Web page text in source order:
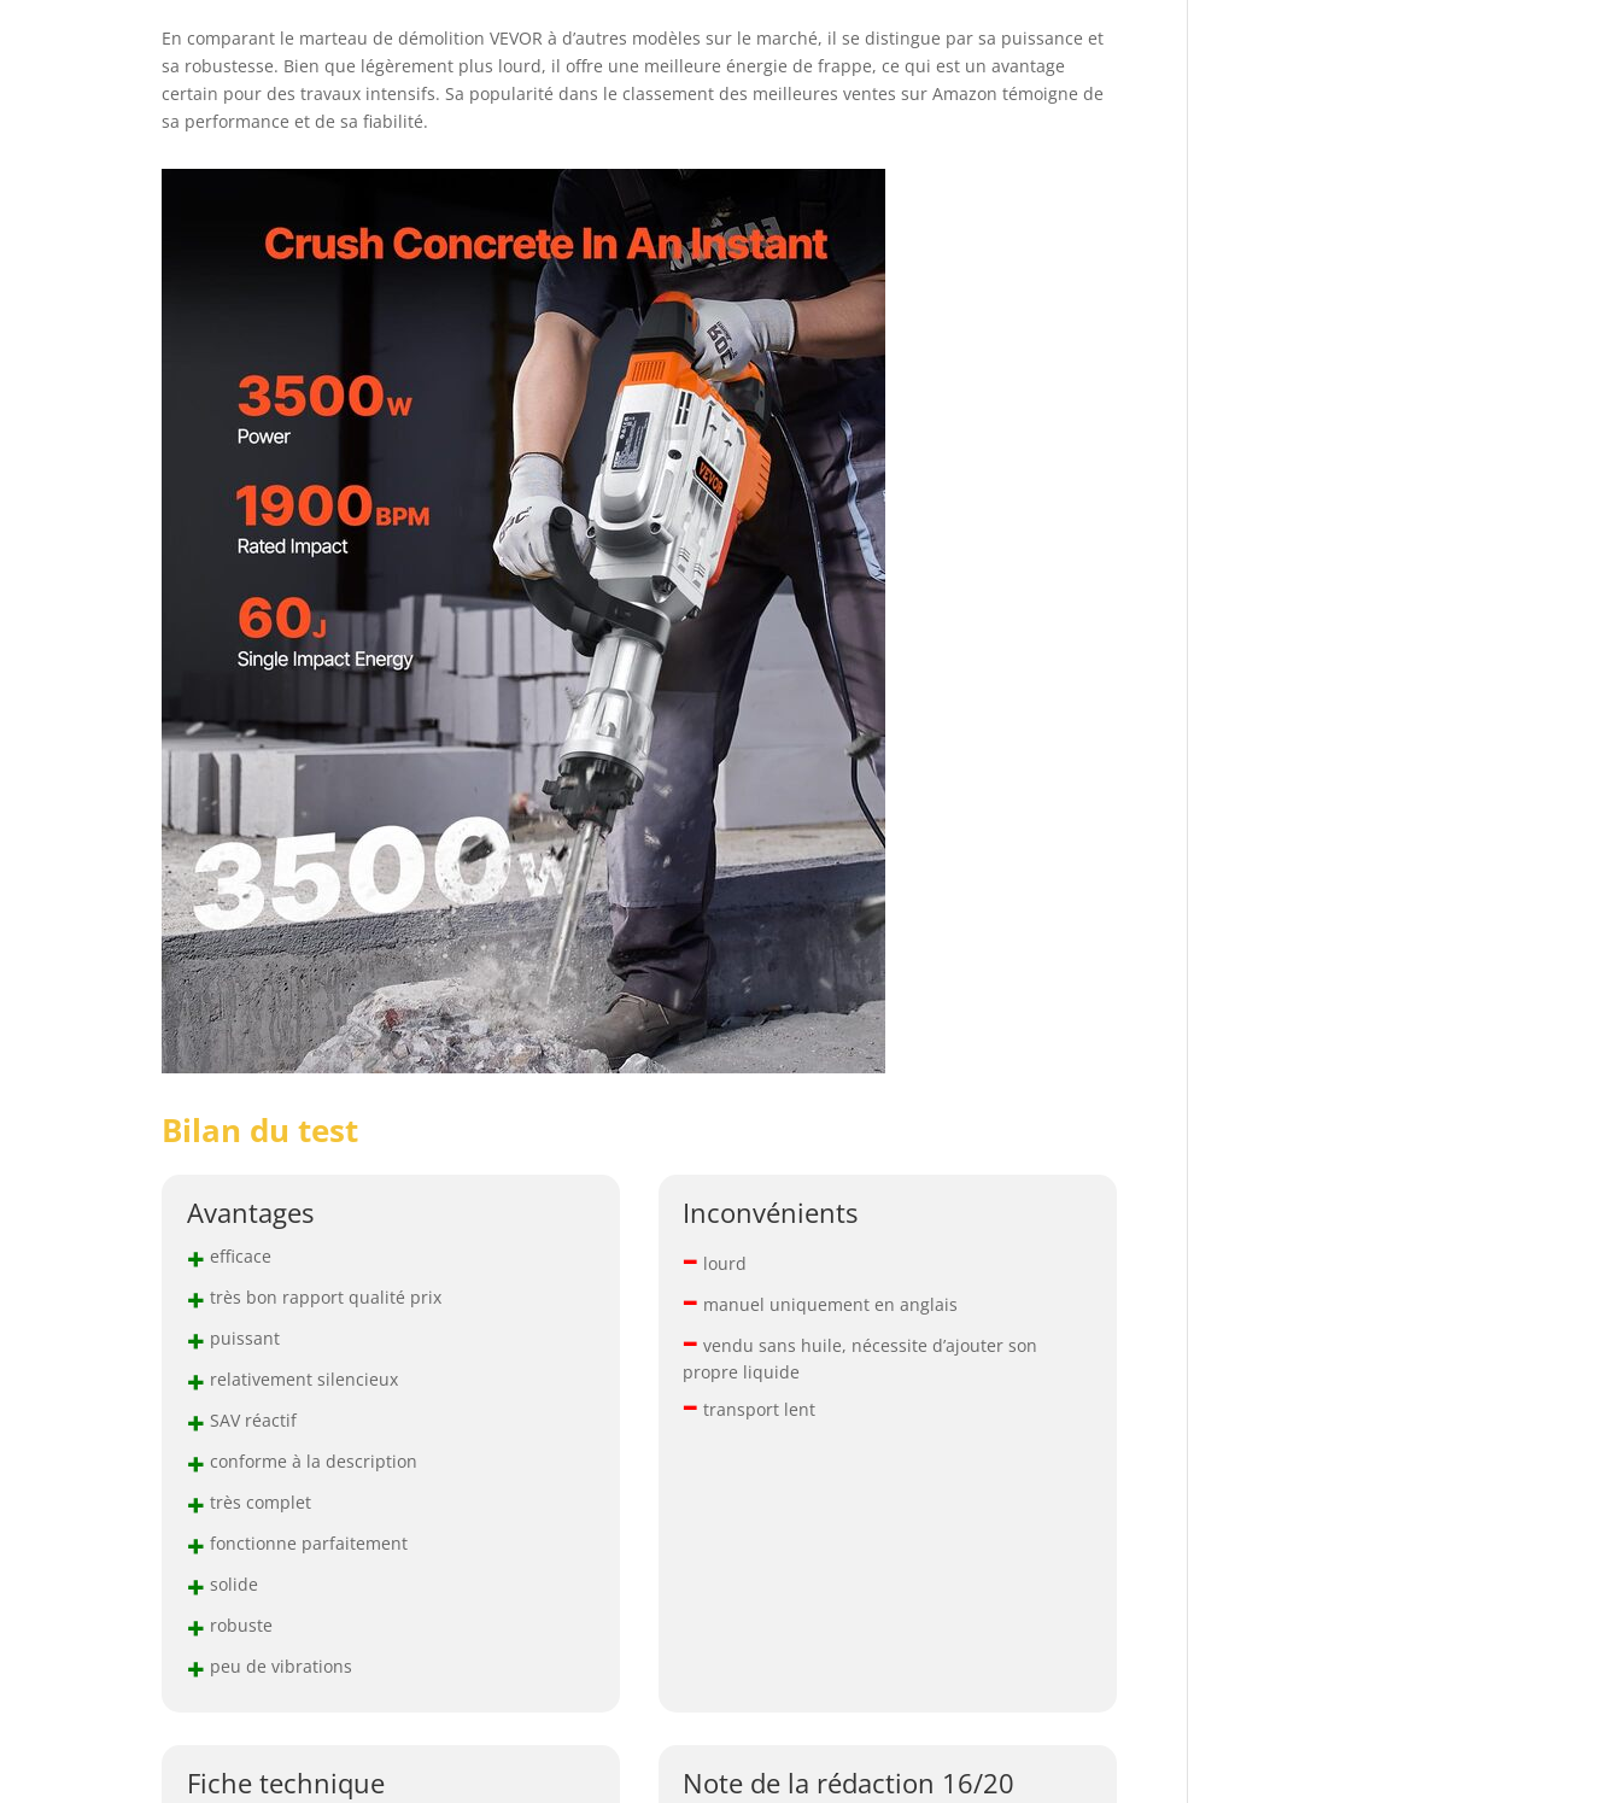
En comparant le marteau de démolition VEVOR à d’autres modèles sur le marché, il se distingue par sa puissance et
sa robustesse. Bien que légèrement plus lourd, il offre une meilleure énergie de frappe, ce qui est un avantage
certain pour des travaux intensifs. Sa popularité dans le classement des meilleures ventes sur Amazon témoigne de
sa performance et de sa fiabilité.
Bilan du test
Avantages
+ efficace
+ très bon rapport qualité prix
+ puissant
+ relativement silencieux
+ SAV réactif
+ conforme à la description
+ très complet
+ fonctionne parfaitement
+ solide
+ robuste
+ peu de vibrations
Inconvénients
– lourd
– manuel uniquement en anglais
– vendu sans huile, nécessite d’ajouter son
propre liquide
– transport lent
Fiche technique Note de la rédaction 16/20